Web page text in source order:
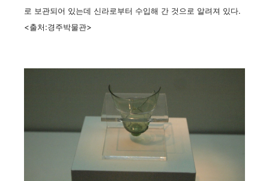
로 보관되어 있는데 신라로부터 수입해 간 것으로 알려져 있다.
<출처:경주박물관>